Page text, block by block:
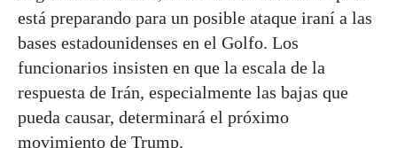
está preparando para un posible ataque iraní a las
bases estadounidenses en el Golfo. Los
funcionarios insisten en que la escala de la
respuesta de Irán, especialmente las bajas que
pueda causar, determinará el próximo
movimiento de Trump.